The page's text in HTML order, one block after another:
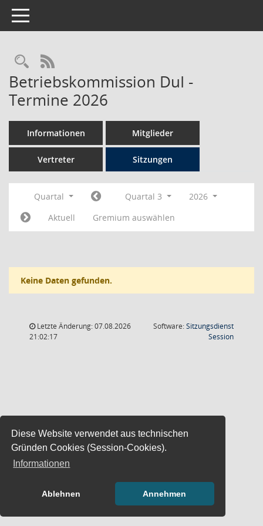
Diese Website verwendet aus technischen
Gründen Cookies (Session-Cookies).
Informationen
Ablehnen Annehmen
Toggle navigation
Rechercheauswahl
RSS-Feed
Betriebskommission DuI -
Termine 2026
Informationen Mitglieder
Vertreter Sitzungen
Quartal Quartal 3
2026
Aktuell
Gremium auswählen
Keine Daten gefunden.
Letzte Änderung: 07.08.2026
21:02:17
Software:Sitzungsdienst
Session(Wird in